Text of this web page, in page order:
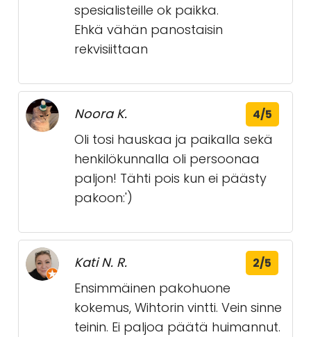
spesialisteille ok paikka.
Ehkä vähän panostaisin
rekvisiittaan
Noora K. 4/5
Oli tosi hauskaa ja paikalla sekä
henkilökunnalla oli persoonaa
paljon! Tähti pois kun ei päästy
pakoon:')
Kati N. R. 2/5
Ensimmäinen pakohuone
kokemus, Wihtorin vintti. Vein sinne
teinin. Ei paljoa päätä huimannut.